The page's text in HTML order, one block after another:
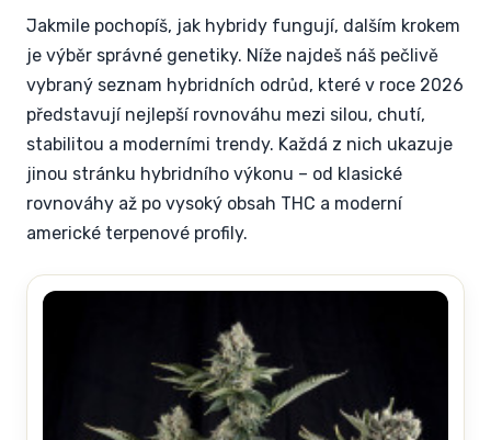
Jakmile pochopíš, jak hybridy fungují, dalším krokem
je výběr správné genetiky. Níže najdeš náš pečlivě
vybraný seznam hybridních odrůd, které v roce 2026
představují nejlepší rovnováhu mezi silou, chutí,
stabilitou a moderními trendy. Každá z nich ukazuje
jinou stránku hybridního výkonu – od klasické
rovnováhy až po vysoký obsah THC a moderní
americké terpenové profily.